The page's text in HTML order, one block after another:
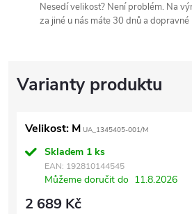
Nesedí velikost? Není problém. Na
za jiné u nás máte 30 dnů a dopravné
Velikost: M UA_1345405-001/M
Skladem 1 ks
EAN: 192810144545
Můžeme doručit do 11.8.2026
2 689 Kč